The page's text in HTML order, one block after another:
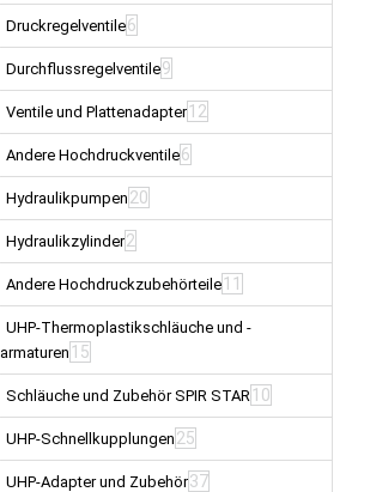
Druckregelventile6
Durchflussregelventile9
Ventile und Plattenadapter 12
Andere Hochdruckventile6
Hydraulikpumpen 20
Hydraulikzylinder2
Andere Hochdruckzubehörteile 11
UHP-Thermoplastikschläuche und -
armaturen 15
Schläuche und Zubehör SPIR STAR 10
UHP-Schnellkupplungen 25
UHP-Adapter und Zubehör37